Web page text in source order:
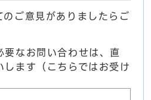
のご意見がありましたらご
要なお問い合わせは、直
します（こちらではお受け